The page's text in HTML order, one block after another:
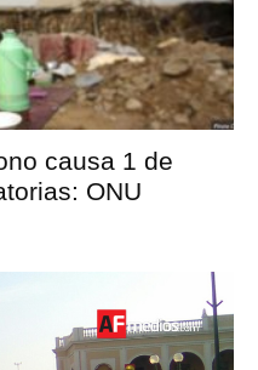
causa 1 de
ONU